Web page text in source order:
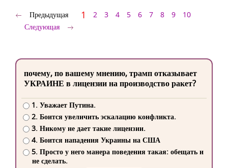
Предыдущая 1 2 3 4 5 6 7 8 9
10
Следующая
почему, по вашему мнению, трамп отказывает
УКРАИНЕ в лицензии на производство ракет?
1. Уважает Путина.
2. Боится увеличить эскалацию конфликта.
3. Никому не дает такие лицензии.
4. Боится нападения Украины на США
5. Просто у него манера поведения такая: обещать и
не сделать.